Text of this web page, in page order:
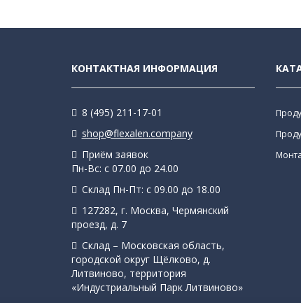
КОНТАКТНАЯ ИНФОРМАЦИЯ
8 (495) 211-17-01
shop@flexalen.company
Приём заявок
Пн-Вс: с 07.00 до 24.00
Склад Пн-Пт: с 09.00 до 18.00
127282, г. Москва, Чермянский
проезд, д. 7
Склад – Московская область,
городской округ Щёлково, д.
Литвиново, территория
«Индустриальный Парк Литвиново»